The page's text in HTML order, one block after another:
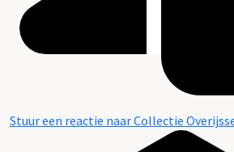
Stuur een reactie naar Collectie